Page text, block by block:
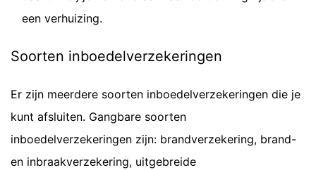
een verhuizing.
Soorten inboedelverzekeringen
Er zijn meerdere soorten inboedelverzekeringen die je
kunt afsluiten. Gangbare soorten
inboedelverzekeringen zijn: brandverzekering, brand-
en inbraakverzekering, uitgebreide